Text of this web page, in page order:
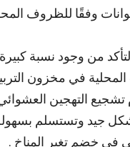
وفقًا للظروف
من وجود نسبة
المحلية في مخزون
التهجين العشوائي
جيد وتستسلم
في خضم تغير المناخ .